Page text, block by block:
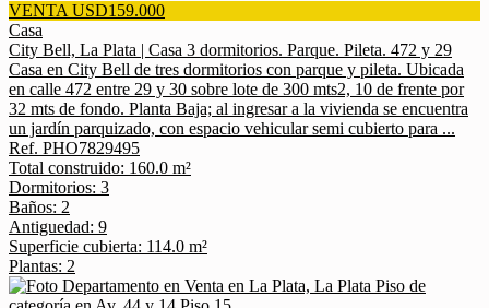
VENTA USD159.000
Casa
City Bell, La Plata | Casa 3 dormitorios. Parque. Pileta. 472 y 29
Casa en City Bell de tres dormitorios con parque y pileta. Ubicada
en calle 472 entre 29 y 30 sobre lote de 300 mts2, 10 de frente por
32 mts de fondo. Planta Baja; al ingresar a la vivienda se encuentra
un jardín parquizado, con espacio vehicular semi cubierto para ...
Ref. PHO7829495
Total construido: 160.0 m²
Dormitorios: 3
Baños: 2
Antiguedad: 9
Superficie cubierta: 114.0 m²
Plantas: 2